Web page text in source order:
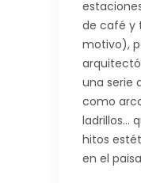
de café y
motivo),
una serie
como
ladrillos…
hitos
en el